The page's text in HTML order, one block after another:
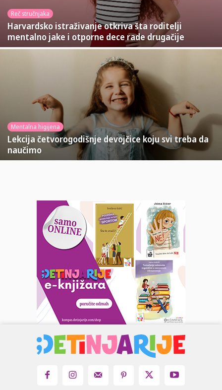
Reč stručnjaka
Harvardsko istraživanje otkriva šta roditelji
mentalno jake i otporne dece rade drugačije
Mentalna higijena
Lekcija četvorogodišnje devojčice koju svi treba da
naučimo